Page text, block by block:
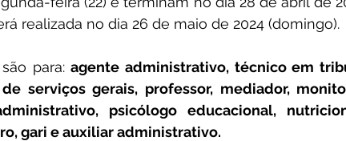
realizada no dia 26 de maio de 2024 (domingo).
para: agente administrativo, técnico em
serviços gerais, professor, mediador,
psicólogo educacional,
gari e auxiliar administrativo.